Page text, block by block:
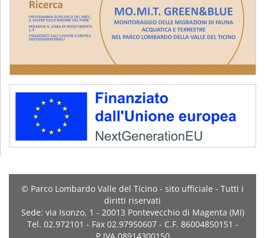
© Parco Lombardo Valle del Ticino - sito ufficiale - Tutti i
diritti riservati
Sede: via Isonzo, 1 - 20013 Pontevecchio di Magenta (MI)
Tel. 02.972101 - Fax 02.97950607 - C.F. 86004850151 -
P.IVA 08914300150